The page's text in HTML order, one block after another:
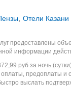
Отели Казани
предоставлены
информации
руб за ночь
предоплаты и
выслать